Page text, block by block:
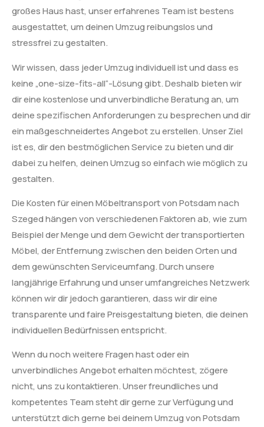
großes Haus hast, unser erfahrenes Team ist bestens
ausgestattet, um deinen Umzug reibungslos und
stressfrei zu gestalten.
Wir wissen, dass jeder Umzug individuell ist und dass es
keine „one-size-fits-all“-Lösung gibt. Deshalb bieten wir
dir eine kostenlose und unverbindliche Beratung an, um
deine spezifischen Anforderungen zu besprechen und dir
ein maßgeschneidertes Angebot zu erstellen. Unser Ziel
ist es, dir den bestmöglichen Service zu bieten und dir
dabei zu helfen, deinen Umzug so einfach wie möglich zu
gestalten.
Die Kosten für einen Möbeltransport von Potsdam nach
Szeged hängen von verschiedenen Faktoren ab, wie zum
Beispiel der Menge und dem Gewicht der transportierten
Möbel, der Entfernung zwischen den beiden Orten und
dem gewünschten Serviceumfang. Durch unsere
langjährige Erfahrung und unser umfangreiches Netzwerk
können wir dir jedoch garantieren, dass wir dir eine
transparente und faire Preisgestaltung bieten, die deinen
individuellen Bedürfnissen entspricht.
Wenn du noch weitere Fragen hast oder ein
unverbindliches Angebot erhalten möchtest, zögere
nicht, uns zu kontaktieren. Unser freundliches und
kompetentes Team steht dir gerne zur Verfügung und
unterstützt dich gerne bei deinem Umzug von Potsdam